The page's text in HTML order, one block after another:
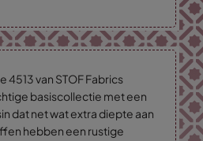
4513 van STOF Fabrics
basiscollectie met een
dat net wat extra diepte aan
hebben een rustige